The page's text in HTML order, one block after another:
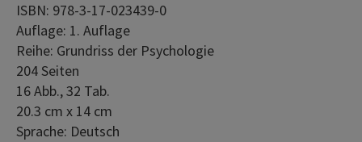
ISBN: 978-3-17-023439-0
Auflage: 1. Auflage
Reihe: Grundriss der Psychologie
204 Seiten
16 Abb., 32 Tab.
20.3 cm x 14 cm
Sprache: Deutsch